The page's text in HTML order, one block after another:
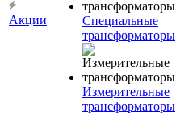
Акции
Специальные
трансформаторы
Измерительные
трансформаторы